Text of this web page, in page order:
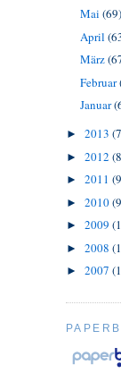
Mai (69)
April
März
Februar
Januar
► 2013
► 2012
► 2011
► 2010
► 2009
► 2008
► 2007